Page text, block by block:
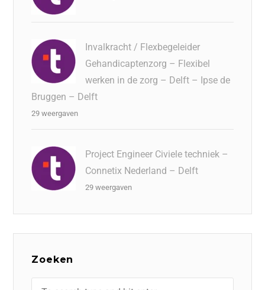
Invalkracht / Flexbegeleider
Gehandicaptenzorg – Flexibel
werken in de zorg – Delft – Ipse de
Bruggen – Delft
29 weergaven
Project Engineer Civiele techniek –
Connetix Nederland – Delft
29 weergaven
Zoeken